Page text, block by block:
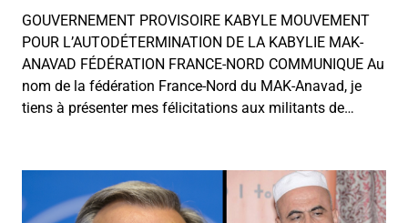
GOUVERNEMENT PROVISOIRE KABYLE MOUVEMENT
POUR L’AUTODÉTERMINATION DE LA KABYLIE MAK-
ANAVAD FÉDÉRATION FRANCE-NORD COMMUNIQUE Au
nom de la fédération France-Nord du MAK-Anavad, je
tiens à présenter mes félicitations aux militants de…